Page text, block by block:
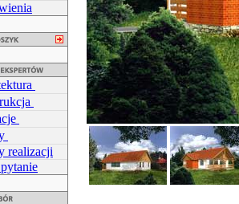
realizacji